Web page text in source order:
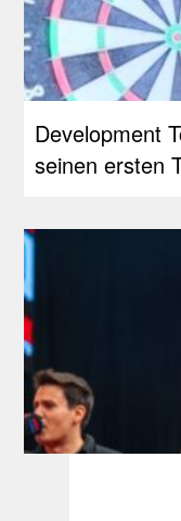
Development
seinen ersten